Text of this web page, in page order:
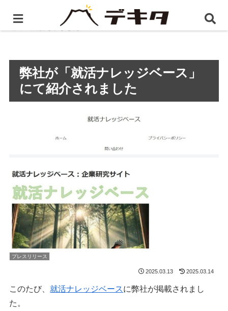
ホーム プレスリリース
弊社が「就活ナレッジベー
ス」にて紹介されました
弊社が「就活ナレッジベース」
にて紹介されました
プレスリリース
2025.03.13 2025.03.14
このたび、 就活ナレッジベースに弊社が掲載されまし
た。